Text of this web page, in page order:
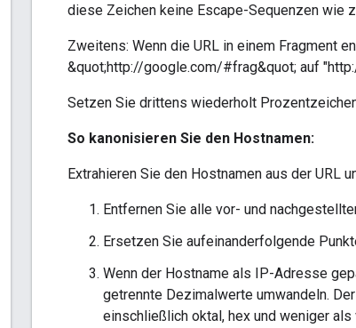
diese Zeichen keine Escape-Sequenzen wie z.
Zweitens: Wenn die URL in einem Fragment
&quot;http://google.com/#frag&quot; auf
Setzen Sie drittens wiederholt
So kanonisieren Sie den Hostnamen:
Extrahieren Sie den Hostnamen aus der URL
Entfernen Sie alle vor- und
Ersetzen Sie aufeinanderfolgende
Wenn der Hostname als IP-Adresse
getrennte Dezimalwerte umwandeln.
einschließlich oktal, hex und weniger als